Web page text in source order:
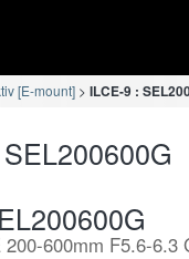
[E-mount] ILCE-9 :
200-600mm F5.6-6.3